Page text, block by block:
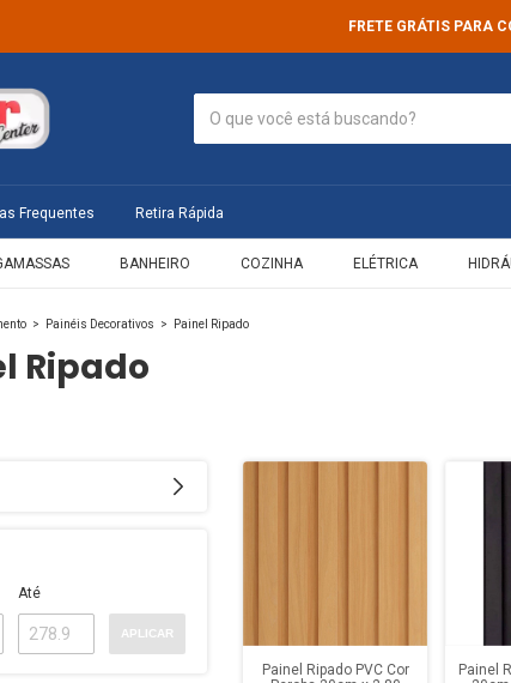
FRETE GRÁTIS PARA
Frequentes Retira Rápida
BANHEIRO COZINHA ELÉTRICA
> Painéis Decorativos > Painel Ripado
Ripado
Até
APLICAR
Painel Ripado PVC Cor
Painel